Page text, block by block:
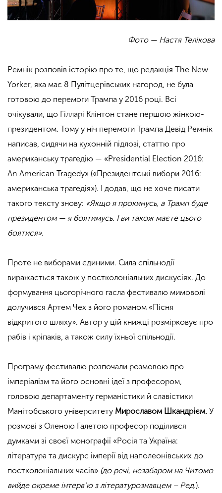
Фото — Настя Телікова
Ремнік розповів історію про те, що редакція The New
Yorker, яка має 8 Пулітцерівських нагород, не була
готовою до перемоги Трампа у 2016 році. Всі
очікували, що Гілларі Клінтон стане першою жінкою-
президентом. Тому у ніч перемоги Трампа Девід Ремнік
написав, сидячи на кухонній підлозі, статтю про
американську трагедію — «Presidential Election 2016:
An American Tragedy» («Президентські вибори 2016:
американська трагедія»). І додав, що не хоче писати
такого тексту знову: «Якщо я прокинусь, а Трамп буде
президентом — я боятимусь. І ви також маєте цього
боятися».
Проте не виборами єдиними. Сила спільнодії
виражається також у постколоніальних дискусіях. До
формування цьогорічного гасла фестивалю мимоволі
долучився Артем Чех з його романом «Пісня
відкритого шляху». Автор у цій книжці розмірковує про
рабів і кріпаків, а також силу їхньої спільнодії.
Програму фестивалю розпочали розмовою про
імперіалізм та його основні ідеї з професором,
головою департаменту германістики й славістики
Манітобського університету Мирославом Шкандрієм. У
розмові з Оленою Галетою професор поділився
думками зі своєї монографії «Росія та Україна:
література та дискурс імперії від наполеонівських до
постколоніальних часів» (до речі, незабаром на Читомо
вийде окреме інтерв’ю з літературознавцем – Ред.).